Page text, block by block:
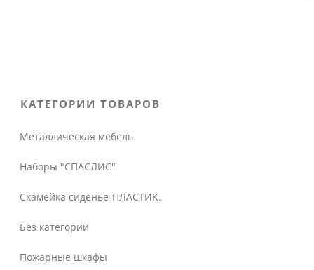
КАТЕГОРИИ ТОВАРОВ
Металлическая мебель
Наборы "СПАСЛИС"
Скамейка сиденье-ПЛАСТИК.
Без категории
Пожарные шкафы